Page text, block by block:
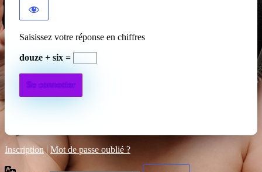
Saisissez votre réponse en chiffres
douze + six =
Inscription| Mot de passe oublié ?